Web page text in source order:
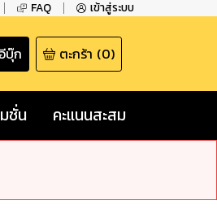
FAQ เข้าสู่ระบบ
บุ๊ก ตะกร้า (0)
ชั่น คะแนนสะสม